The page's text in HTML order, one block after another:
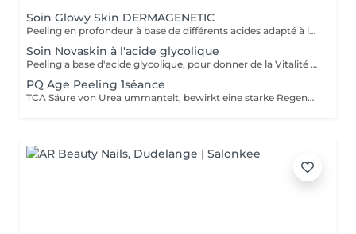
Soin Glowy Skin DERMAGENETIC
Peeling en profondeur à base de différents acides adapté à la peau. Traitement post peeling a base d'ampoules stériles, avec des ingrédients actifs destinés à stimuler les fonctions cellulaires et réparer la barrière cutanée. Destiné à tous type de peau sauf trop sèche.
Soin Novaskin à l'acide glycolique
Peeling a base d'acide glycolique, pour donner de la Vitalité à la peau. Soin pas très abrasive pour la peau.
PQ Age Peeling 1séance
TCA Säure von Urea ummantelt, bewirkt eine starke Regeneration der Haut (Hauterneuerung).